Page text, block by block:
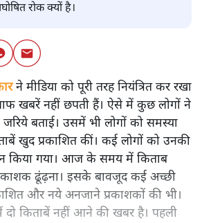
रोक क्यों है।
ने मीडिया को पूरी तरह नियंत्रित कर रखा
खबरें नहीं छपती हैं। ऐसे में कुछ लोगों ने
बताई। उसमें भी लोगों को समस्या
खुद प्रकाशित कीं। कई लोगों को उनकी
किया गया। आज के समय में किताब
ढूंढ़ना। इसके बावजूद कई अच्छी
और नये अनजाने प्रकाशकों की भी।
किताबें नहीं आने की खबर है। पहली